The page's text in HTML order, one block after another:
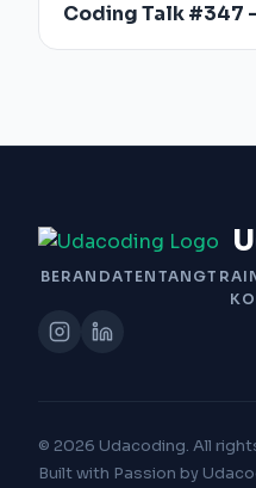
Coding Talk #347
BERANDATENTANG
© 2026 Udacoding. All
Built with Passion by